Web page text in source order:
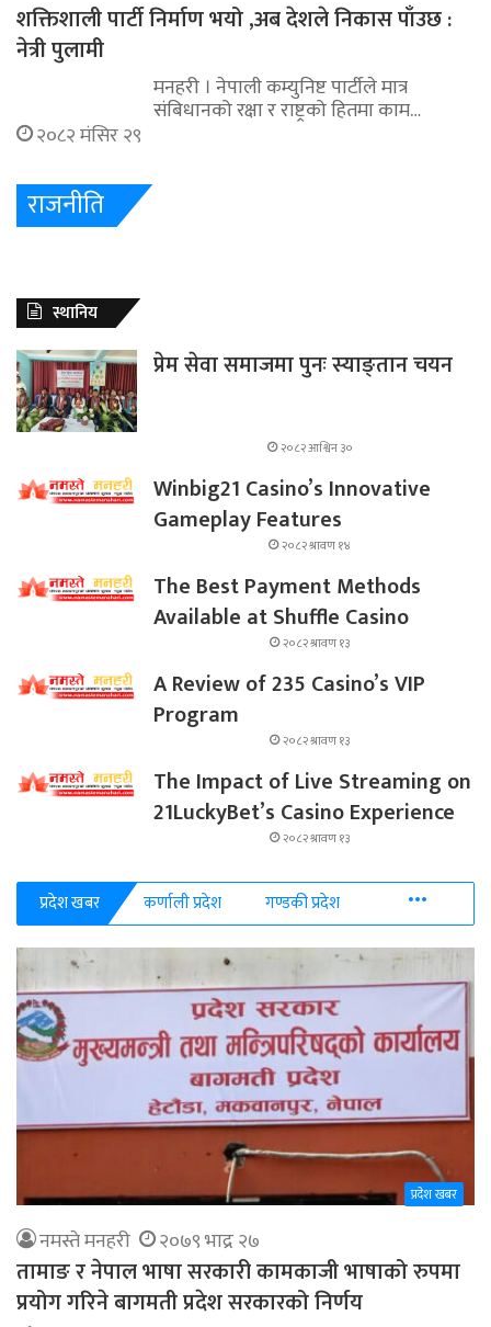
शक्तिशाली पार्टी निर्माण भयो ,अब देशले निकास पाँउछ :
नेत्री पुलामी
मनहरी । नेपाली कम्युनिष्ट पार्टीले मात्र
संबिधानको रक्षा र राष्ट्रको हितमा काम…
२०८२ मंसिर २९
राजनीति
स्थानिय
प्रेम सेवा समाजमा पुनः स्याङ्तान चयन
२०८२ आश्विन ३०
Winbig21 Casino’s Innovative
Gameplay Features
२०८२ श्रावण १४
The Best Payment Methods
Available at Shuffle Casino
२०८२ श्रावण १३
A Review of 235 Casino’s VIP
Program
२०८२ श्रावण १३
The Impact of Live Streaming on
21LuckyBet’s Casino Experience
२०८२ श्रावण १३
प्रदेश खबर कर्णाली प्रदेश गण्डकी प्रदेश
प्रदेश खबर
नमस्ते मनहरी २०७९ भाद्र २७
तामाङ र नेपाल भाषा सरकारी कामकाजी भाषाको रुपमा
प्रयोग गरिने बागमती प्रदेश सरकारको निर्णय